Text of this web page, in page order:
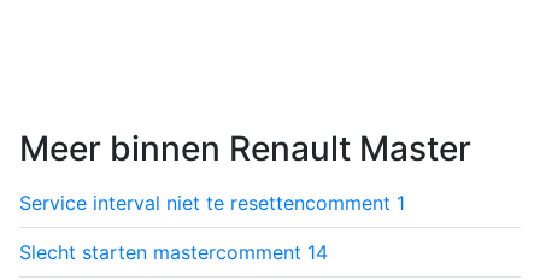
Meer binnen Renault Master
Service interval niet te resettencomment 1
Slecht starten mastercomment 14